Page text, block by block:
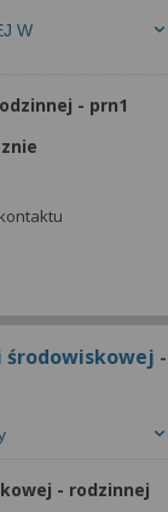
W
- prn1
-
- rodzinnej